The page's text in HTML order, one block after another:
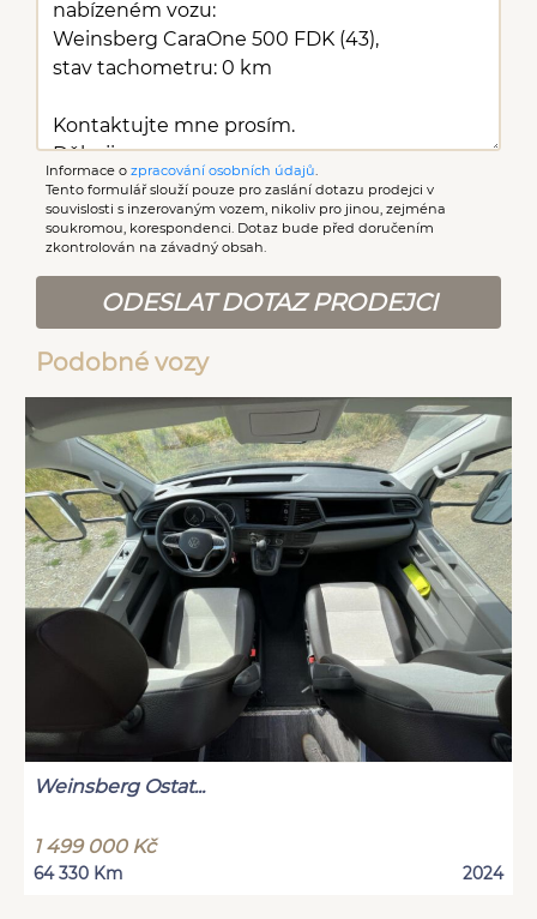
Informace o zpracování osobních údajů
Tento formulář slouží pouze pro zaslání dotazu prodejci v
souvislosti s inzerovaným vozem, nikoliv pro jinou, zejména
soukromou, korespondenci. Dotaz bude před doručením
zkontrolován na závadný obsah.
ODESLAT DOTAZ PRODEJCI
Podobné vozy
Weinsberg Ostat...
1 499 000 Kč
64 330 Km 2024